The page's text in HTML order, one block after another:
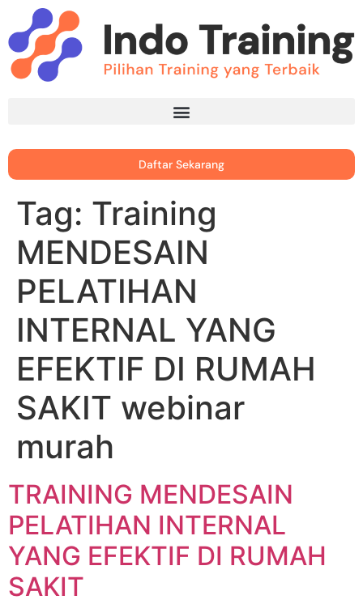
Daftar Sekarang
Tag: Training
MENDESAIN
PELATIHAN
INTERNAL YANG
EFEKTIF DI RUMAH
SAKIT webinar
murah
TRAINING MENDESAIN
PELATIHAN INTERNAL
YANG EFEKTIF DI RUMAH
SAKIT